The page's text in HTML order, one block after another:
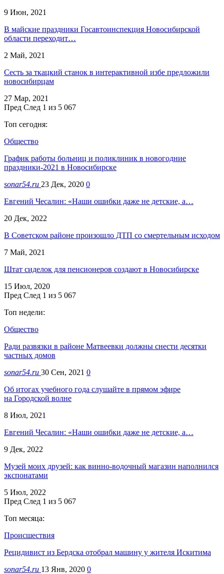
9 Июн, 2021
В майские праздники Госавтоинспекция Новосибирской
области переходит…
2 Май, 2021
Сесть за ткацкий станок в интерактивной избе предложили
новосибирцам
27 Мар, 2021
Пред След 1 из 5 067
Топ сегодня:
Общество
График работы больниц и поликлиник в новогодние
праздники-2021 в Новосибирске
sonar54.ru 23 Дек, 2020 0
Евгений Чесалин: «Наши ошибки даже не детские, а…
20 Дек, 2022
В Советском районе произошло ДТП со смертельным исходом
7 Май, 2021
Штат сиделок для пенсионеров создают в Новосибирске
15 Июл, 2020
Пред След 1 из 5 067
Топ недели:
Общество
Ради развязки в районе Матвеевки должны снести десятки
частных домов
sonar54.ru 30 Сен, 2021 0
Об итогах учебного года слушайте в прямом эфире
на Городской волне
8 Июл, 2021
Евгений Чесалин: «Наши ошибки даже не детские, а…
9 Дек, 2022
Музей моих друзей: как винно-водочный магазин наполнился
экспонатами
5 Июл, 2022
Пред След 1 из 5 067
Топ месяца:
Происшествия
Рецидивист из Бердска отобрал машину у жителя Искитима
sonar54.ru 13 Янв, 2020 0